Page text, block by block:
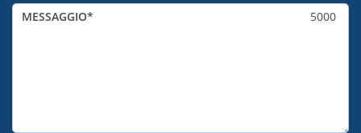
MESSAGGIO 5000